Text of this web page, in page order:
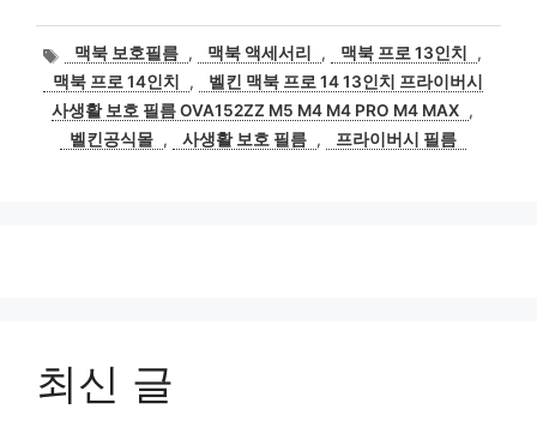
태
그
맥북 보호필름 , 맥북 액세서리 , 맥북 프로 13인치
,
맥북 프로 14인치
,
벨킨 맥북 프로 14 13인치 프라이버시
사생활 보호 필름 OVA152ZZ M5 M4 M4 PRO M4 MAX ,
벨킨공식몰 , 사생활 보호 필름 , 프라이버시 필름
최신 글